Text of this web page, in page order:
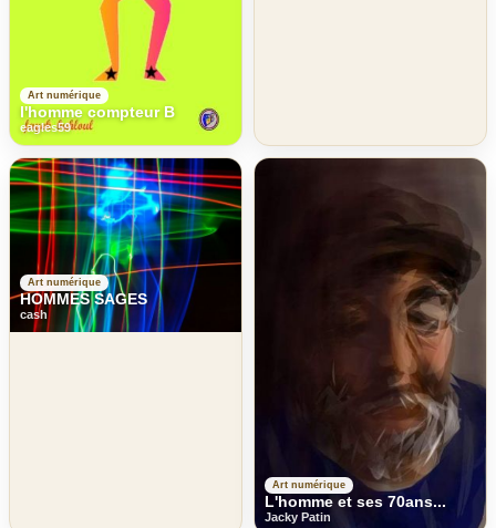
Art numérique
l'homme compteur B
eagles59
Art numérique
HOMMES SAGES
cash
Art numérique
L'homme et ses 70ans...
Jacky Patin